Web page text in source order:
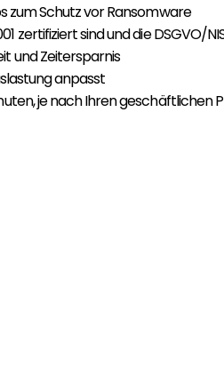
zum Schutz vor Ransomware
zertifiziert sind und die DSGVO/
und Zeitersparnis
anpasst
je nach Ihren geschäftlichen